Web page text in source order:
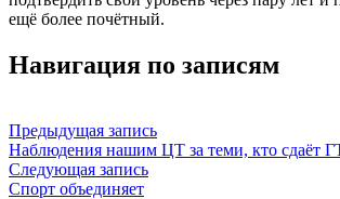
ещё более почётный.
Навигация по записям
Предыдущая запись
Наблюдения нашим ЦТ за теми, кто сдаёт
Следующая запись
Спорт объединяет